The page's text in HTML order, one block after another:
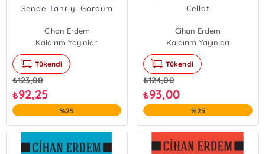
Sende Tanrıyı Gördüm
Cihan Erdem
Kaldırım Yayınları
Tükendi
₺123,00
₺92,25
%25
Cellat
Cihan Erdem
Kaldırım Yayınları
Tükendi
₺124,00
₺93,00
%25